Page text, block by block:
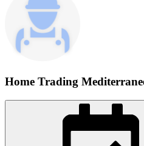
Home Trading